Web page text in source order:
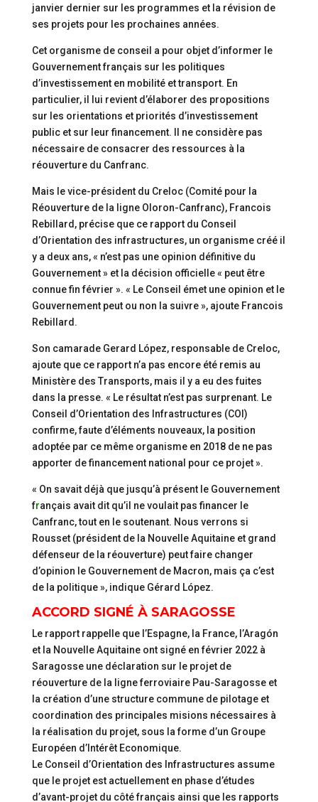
janvier dernier sur les programmes et la révision de
ses projets pour les prochaines années.
Cet organisme de conseil a pour objet d’informer le
Gouvernement français sur les politiques
d’investissement en mobilité et transport. En
particulier, il lui revient d’élaborer des propositions
sur les orientations et priorités d’investissement
public et sur leur financement. Il ne considère pas
nécessaire de consacrer des ressources à la
réouverture du Canfranc.
Mais le vice-président du Creloc (Comité pour la
Réouverture de la ligne Oloron-Canfranc), Francois
Rebillard, précise que ce rapport du Conseil
d’Orientation des infrastructures, un organisme créé il
y a deux ans, « n’est pas une opinion définitive du
Gouvernement » et la décision officielle « peut être
connue fin février ». « Le Conseil émet une opinion et le
Gouvernement peut ou non la suivre », ajoute Francois
Rebillard.
Son camarade Gerard López, responsable de Creloc,
ajoute que ce rapport n’a pas encore été remis au
Ministère des Transports, mais il y a eu des fuites
dans la presse. « Le résultat n’est pas surprenant. Le
Conseil d’Orientation des Infrastructures (COI)
confirme, faute d’éléments nouveaux, la position
adoptée par ce même organisme en 2018 de ne pas
apporter de financement national pour ce projet ».
« On savait déjà que jusqu’à présent le Gouvernement
français avait dit qu’il ne voulait pas financer le
Canfranc, tout en le soutenant. Nous verrons si
Rousset (président de la Nouvelle Aquitaine et grand
défenseur de la réouverture) peut faire changer
d’opinion le Gouvernement de Macron, mais ça c’est
de la politique », indique Gérard López.
ACCORD SIGNÉ À SARAGOSSE
Le rapport rappelle que l’Espagne, la France, l’Aragón
et la Nouvelle Aquitaine ont signé en février 2022 à
Saragosse une déclaration sur le projet de
réouverture de la ligne ferroviaire Pau-Saragosse et
la création d’une structure commune de pilotage et
coordination des principales misions nécessaires à
la réalisation du projet, sous la forme d’un Groupe
Européen d’Intérêt Economique.
Le Conseil d’Orientation des Infrastructures assume
que le projet est actuellement en phase d’études
d’avant-projet du côté français ainsi que les rapports